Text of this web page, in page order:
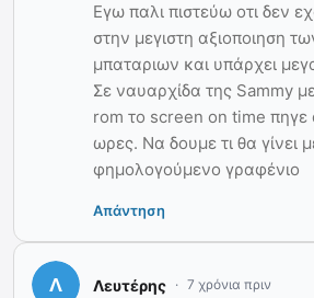
Εγω παλι πιστεύω οτι δεν
στην μεγιστη αξιοποιηση
μπαταριων και υπάρχει
Σε ναυαρχίδα της Sammy
rom το screen on time πηγε
ωρες. Να δουμε τι θα γίνει
φημολογούμενο γραφένιο
Απάντηση
Λευτέρης 7 χρόνια πριν